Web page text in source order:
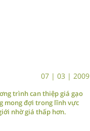
07 | 03 | 2009
trình can thiệp giá gạo
mong đợi trong lĩnh vực
nhờ giá thấp hơn.